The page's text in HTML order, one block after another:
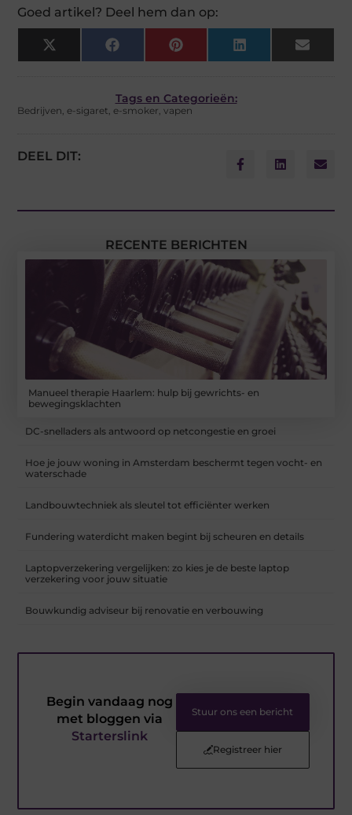
Goed artikel? Deel hem dan op:
X
(Twitter)
Facebook Pinterest LinkedIn Email
Tags en Categorieën:
Bedrijven, e-sigaret, e-smoker,vapen
DEEL DIT:
RECENTE BERICHTEN
Manueel therapie Haarlem: hulp bij gewrichts- en
bewegingsklachten
DC-snelladers als antwoord op netcongestie en groei
Hoe je jouw woning in Amsterdam beschermt tegen vocht- en
waterschade
Landbouwtechniek als sleutel tot efficiënter werken
Fundering waterdicht maken begint bij scheuren en details
Laptopverzekering vergelijken: zo kies je de beste laptop
verzekering voor jouw situatie
Bouwkundig adviseur bij renovatie en verbouwing
Begin vandaag nog
met bloggen via
Starterslink
Stuur ons een bericht
Registreer hier